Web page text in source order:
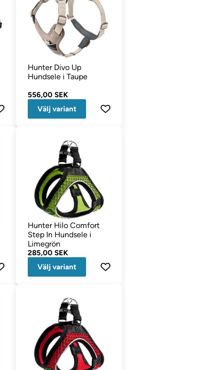
Hunter Divo Up
Hundsele i Taupe
556,00 SEK
Välj variant
Hunter Hilo Comfort
Step In Hundsele i
Limegrön
285,00 SEK
Välj variant